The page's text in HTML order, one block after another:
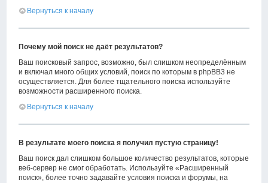
Вернуться к началу
Почему мой поиск не даёт результатов?
Ваш поисковый запрос, возможно, был слишком неопределённым
и включал много общих условий, поиск по которым в phpBB3 не
осуществляется. Для более тщательного поиска используйте
возможности расширенного поиска.
Вернуться к началу
В результате моего поиска я получил пустую страницу!
Ваш поиск дал слишком большое количество результатов, которые
веб-сервер не смог обработать. Используйте «Расширенный
поиск», более точно задавайте условия поиска и форумы, на